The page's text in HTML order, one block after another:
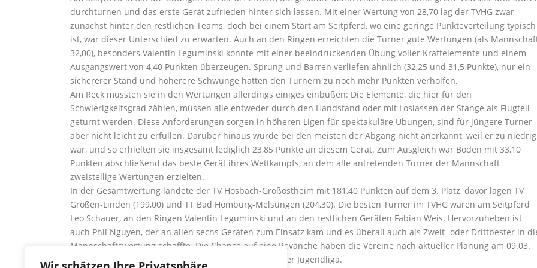
durchturnen und das erste Gerät zufrieden hinter sich lassen. Mit einer Wertung von 28,70 lag der TVHG zwar
zunächst hinter den restlichen Teams, doch bei einem Start am Seitpferd, wo eine geringe Punkteverteilung typisch
ist, war dieser Unterschied zu erwarten. Auch an den Ringen erreichten die Turner gute Wertungen (als
32,00), besonders Valentin Leguminski konnte mit einer beeindruckenden Übung voller Kraftelemente und einem
Ausgangswert von 4,40 Punkten überzeugen. Sprung und Barren verliefen ähnlich (32,25 und 31,5 Punkte), nur ein
sichererer Stand und höherere Schwünge hätten den Turnern zu noch mehr Punkten verholfen.
Am Reck mussten sie in den Wertungen allerdings einiges einbüßen: Die Elemente, die hier für den
Schwierigkeitsgrad zählen, müssen alle entweder durch den Handstand oder mit Loslassen der Stange als Flugteil
geturnt werden. Diese Anforderungen sorgen in höheren Ligen für spektakuläre Übungen, sind für jüngere Turner
aber nicht leicht zu erfüllen. Darüber hinaus wurde bei den meisten der Abgang nicht anerkannt, weil er zu niedrig
war, und so erhielten sie insgesamt lediglich 23,85 Punkte an diesem Gerät. Zum Ausgleich war Boden mit 33,10
Punkten abschließend das beste Gerät ihres Wettkampfs, an dem alle antretenden Turner der Mannschaft
zweistellige Wertungen erzielten.
In der Gesamtwertung landete der TV Hösbach-Großostheim mit 181,40 Punkten auf dem 3. Platz, davor lagen TV
Großen-Linden (199,00) und TT Bad Homburg-Melsungen (204,30). Die besten Turner im TVHG waren am Seitpferd
Leo Schauer, an den Ringen Valentin Leguminski und an den restlichen Geräten Fabian Weis. Hervorzuheben ist
auch Phil Nguyen, der an allen sechs Geräten zum Einsatz kam und es überall auch als Zweit- oder Drittbester in
Mannschaftswertung schaffte. Die Chance auf eine Revanche haben die Vereine nach aktueller Planung am 09.03.
und am 14.04. beim zweiten und dritten Wettkampf der Jugendliga.